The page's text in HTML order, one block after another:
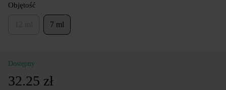
Objętość
7 ml
Dostępny
32.25 zł